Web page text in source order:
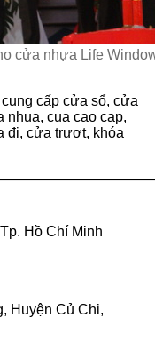
cửa nhựa Life
cấp cửa sổ, cửa
nhua, cua cao cap,
đi, cửa trượt, khóa
Hồ Chí Minh
Huyện Củ Chi,